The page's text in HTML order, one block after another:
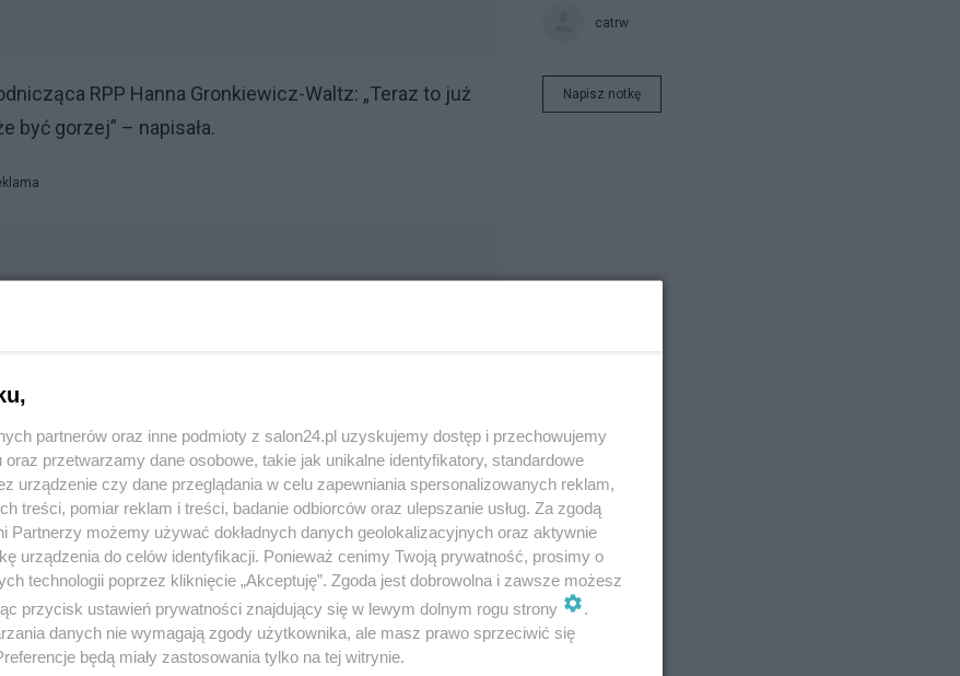
RPP Hanna Gronkiewicz-Waltz: „Teraz to już
być gorzej” – napisała.
BNP Paribas Wojciech Stępień.
catrw
Napisz notkę
partnerów oraz inne podmioty z salon24.pl uzyskujemy dostęp i przechowujemy
oraz przetwarzamy dane osobowe, takie jak unikalne identyfikatory, standardowe
urządzenie czy dane przeglądania w celu zapewniania spersonalizowanych reklam,
treści, pomiar reklam i treści, badanie odbiorców oraz ulepszanie usług. Za zgodą
Partnerzy możemy używać dokładnych danych geolokalizacyjnych oraz aktywnie
urządzenia do celów identyfikacji. Ponieważ cenimy Twoją prywatność, prosimy o
technologii poprzez kliknięcie „Akceptuję”. Zgoda jest dobrowolna i zawsze możesz
przycisk ustawień prywatności znajdujący się w lewym dolnym rogu strony
.
danych nie wymagają zgody użytkownika, ale masz prawo sprzeciwić się
będą miały zastosowania tylko na tej witrynie.